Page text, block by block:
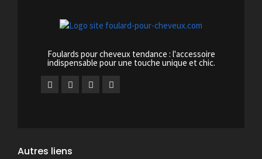
Foulards pour cheveux tendance : l'accessoire
indispensable pour une touche unique et chic.
Autres liens